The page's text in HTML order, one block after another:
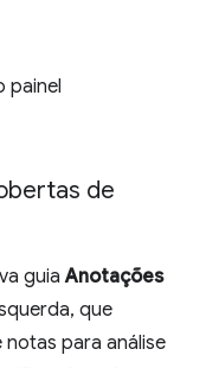
painel
de
guiaAnotações
que
para análise